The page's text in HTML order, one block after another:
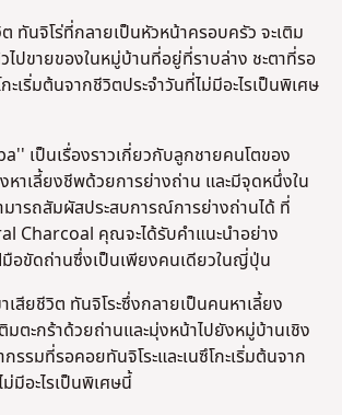
ทันจิโร่ที่กลายเป็นหัวหน้าครอบครัว จะเติม
ไปขายของในหมู่บ้านที่อยู่ที่ราบล่าง ชะตาที่รอ
ะเริ่มต้นจากชีวิตประจำวันที่ไม่มีอะไรเป็นพิเศษ
เป็นเรื่องราวเกี่ยวกับลูกชายคนโตของ
หาเลี้ยงชีพด้วยการย่างถ่าน และมีจุดหนึ่งใน
รถสัมผัสประสบการณ์การย่างถ่านได้ ที่
Charcoal คุณจะได้รับคำแนะนำอย่าง
มือขัดถ่านซึ่งเป็นเพียงคนเดียวในญี่ปุ่น
สียชีวิต ทันจิโระซึ่งกลายเป็นคนหาเลี้ยง
มตะกร้าด้วยถ่านและมุ่งหน้าไปยังหมู่บ้านเชิง
รรมที่รอคอยทันจิโระและเนซึโกะเริ่มต้นจาก
มีอะไรเป็นพิเศษนี้